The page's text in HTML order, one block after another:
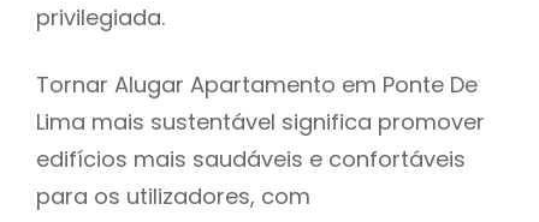
privilegiada.
Tornar Alugar Apartamento em Ponte De
Lima mais sustentável significa promover
edifícios mais saudáveis e confortáveis
para os utilizadores, com